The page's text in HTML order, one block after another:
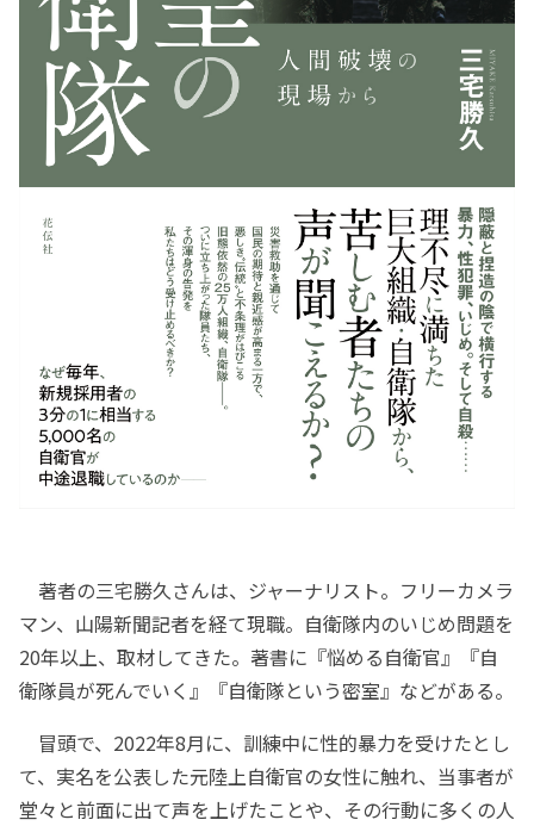
著者の三宅勝久さんは、ジャーナリスト。フリーカメラ
マン、山陽新聞記者を経て現職。自衛隊内のいじめ問題を
20年以上、取材してきた。著書に『悩める自衛官』『自
衛隊員が死んでいく』『自衛隊という密室』などがある。
冒頭で、2022年8月に、訓練中に性的暴力を受けたとし
て、実名を公表した元陸上自衛官の女性に触れ、当事者が
堂々と前面に出て声を上げたことや、その行動に多くの人